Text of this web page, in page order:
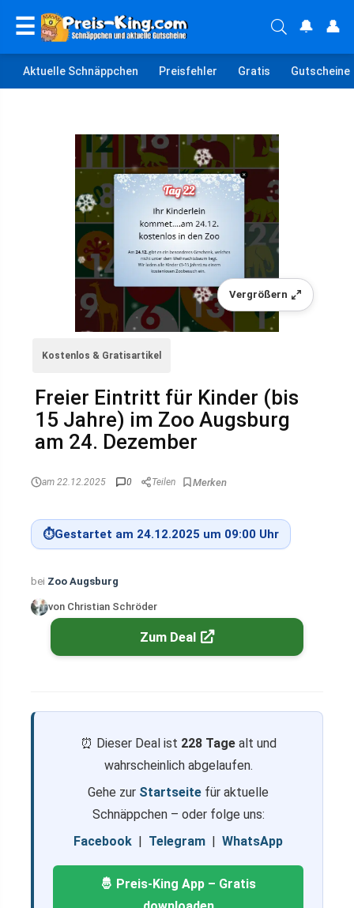
☰ 🔔 👤
Aktuelle Schnäppchen Preisfehler Gratis Gutscheine
Vergrößern
Kostenlos & Gratisartikel
Freier Eintritt für Kinder (bis
15 Jahre) im Zoo Augsburg
am 24. Dezember
am 22.12.2025 0 Teilen
⏱Gestartet am 24.12.2025 um 09:00 Uhr
bei Zoo Augsburg
von Christian Schröder
Zum Deal
⏰ Dieser Deal ist 228 Tagealt und
wahrscheinlich abgelaufen.
Gehe zur Startseite für aktuelle
Schnäppchen – oder folge uns:
Facebook | Telegram | WhatsApp
🤴 Preis-King App – Gratis